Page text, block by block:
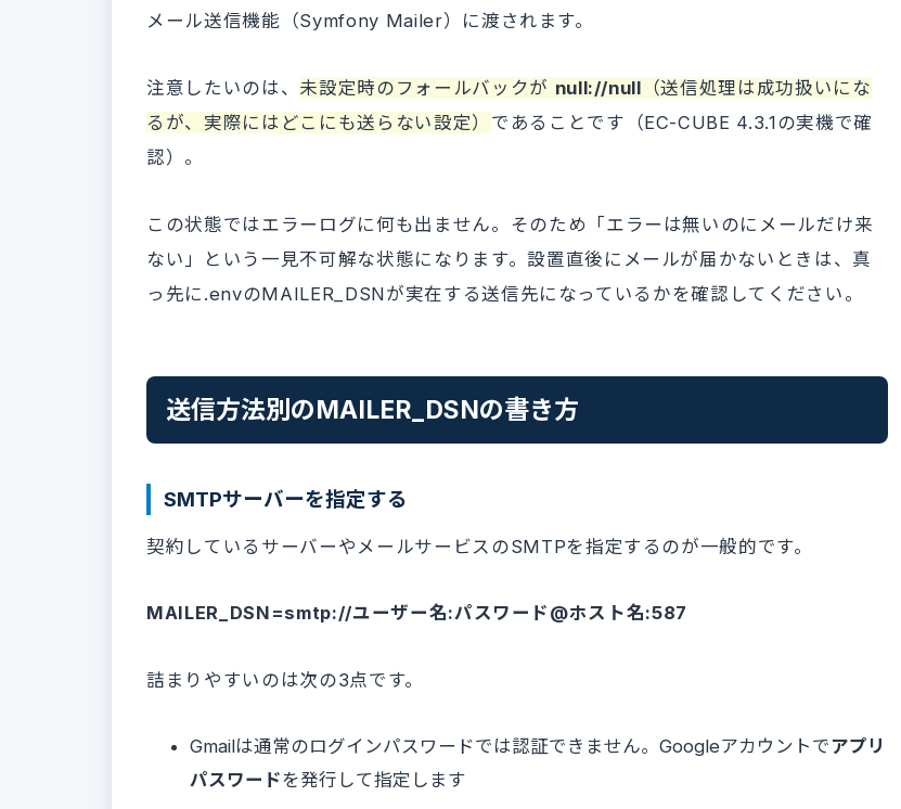
メール送信機能（Symfony Mailer）に渡されます。
注意したいのは、 未設定時のフォールバックが null://null （送信処理は成功扱いにな
るが、実際にはどこにも送らない設定） であることです（EC-CUBE 4.3.1の実機で確
認）。
この状態ではエラーログに何も出ません。そのため「エラーは無いのにメールだけ来
ない」という一見不可解な状態になります。設置直後にメールが届かないときは、真
っ先に.envのMAILER_DSNが実在する送信先になっているかを確認してください。
送信方法別のMAILER_DSNの書き方
SMTPサーバーを指定する
契約しているサーバーやメールサービスのSMTPを指定するのが一般的です。
MAILER_DSN=smtp://ユーザー名:パスワード@ホスト名:587
詰まりやすいのは次の3点です。
Gmailは通常のログインパスワードでは認証できません。Googleアカウントで アプリ
パスワードを発行して指定します